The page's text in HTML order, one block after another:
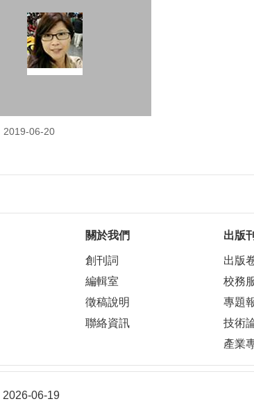
2019-06-20
關於我們
創刊詞
編輯室
徵稿說明
聯絡資訊
出版
出版
校務
專題
技術
產業
2026-06-19